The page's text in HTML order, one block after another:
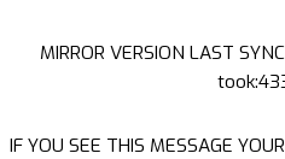
MIRROR VERSION LAST
IF YOU SEE THIS MESSAGE